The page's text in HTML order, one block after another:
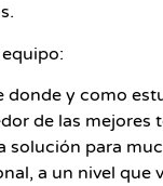
donde y como
de las mejores
solución para
a un nivel que